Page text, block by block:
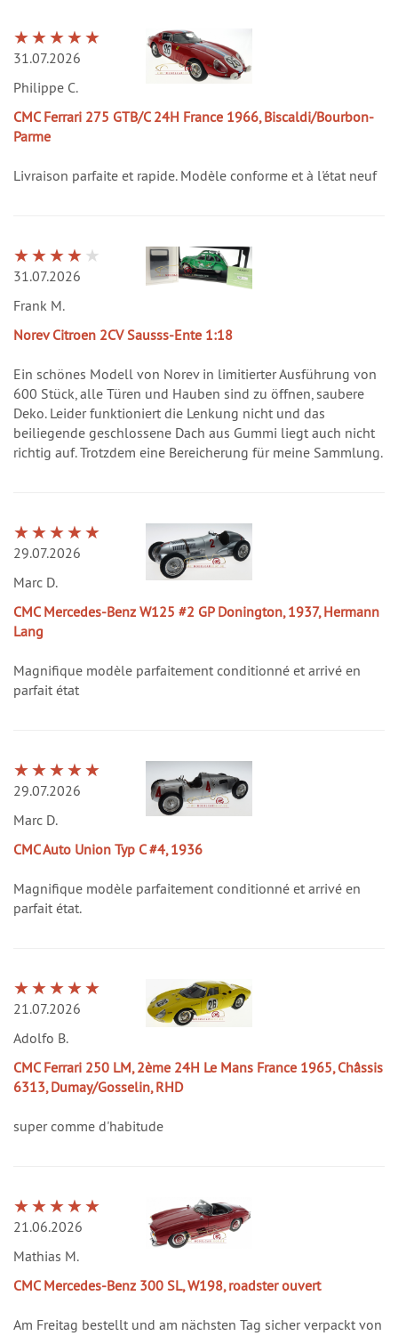
31.07.2026
Philippe C.
CMC Ferrari 275 GTB/C 24H France 1966, Biscaldi/Bourbon-
Parme
Livraison parfaite et rapide. Modèle conforme et à l'état neuf
31.07.2026
Frank M.
Norev Citroen 2CV Sausss-Ente 1:18
Ein schönes Modell von Norev in limitierter Ausführung von
600 Stück, alle Türen und Hauben sind zu öffnen, saubere
Deko. Leider funktioniert die Lenkung nicht und das
beiliegende geschlossene Dach aus Gummi liegt auch nicht
richtig auf. Trotzdem eine Bereicherung für meine Sammlung.
29.07.2026
Marc D.
CMC Mercedes-Benz W125 #2 GP Donington, 1937, Hermann
Lang
Magnifique modèle parfaitement conditionné et arrivé en
parfait état
29.07.2026
Marc D.
CMC Auto Union Typ C #4, 1936
Magnifique modèle parfaitement conditionné et arrivé en
parfait état.
21.07.2026
Adolfo B.
CMC Ferrari 250 LM, 2ème 24H Le Mans France 1965, Châssis
6313, Dumay/Gosselin, RHD
super comme d'habitude
21.06.2026
Mathias M.
CMC Mercedes-Benz 300 SL, W198, roadster ouvert
Am Freitag bestellt und am nächsten Tag sicher verpackt von